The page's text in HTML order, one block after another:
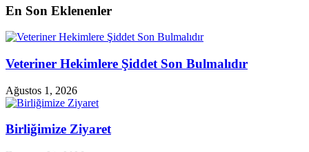
En Son Eklenenler
Veteriner Hekimlere Şiddet Son Bulmalıdır
Ağustos 1, 2026
Birliğimize Ziyaret